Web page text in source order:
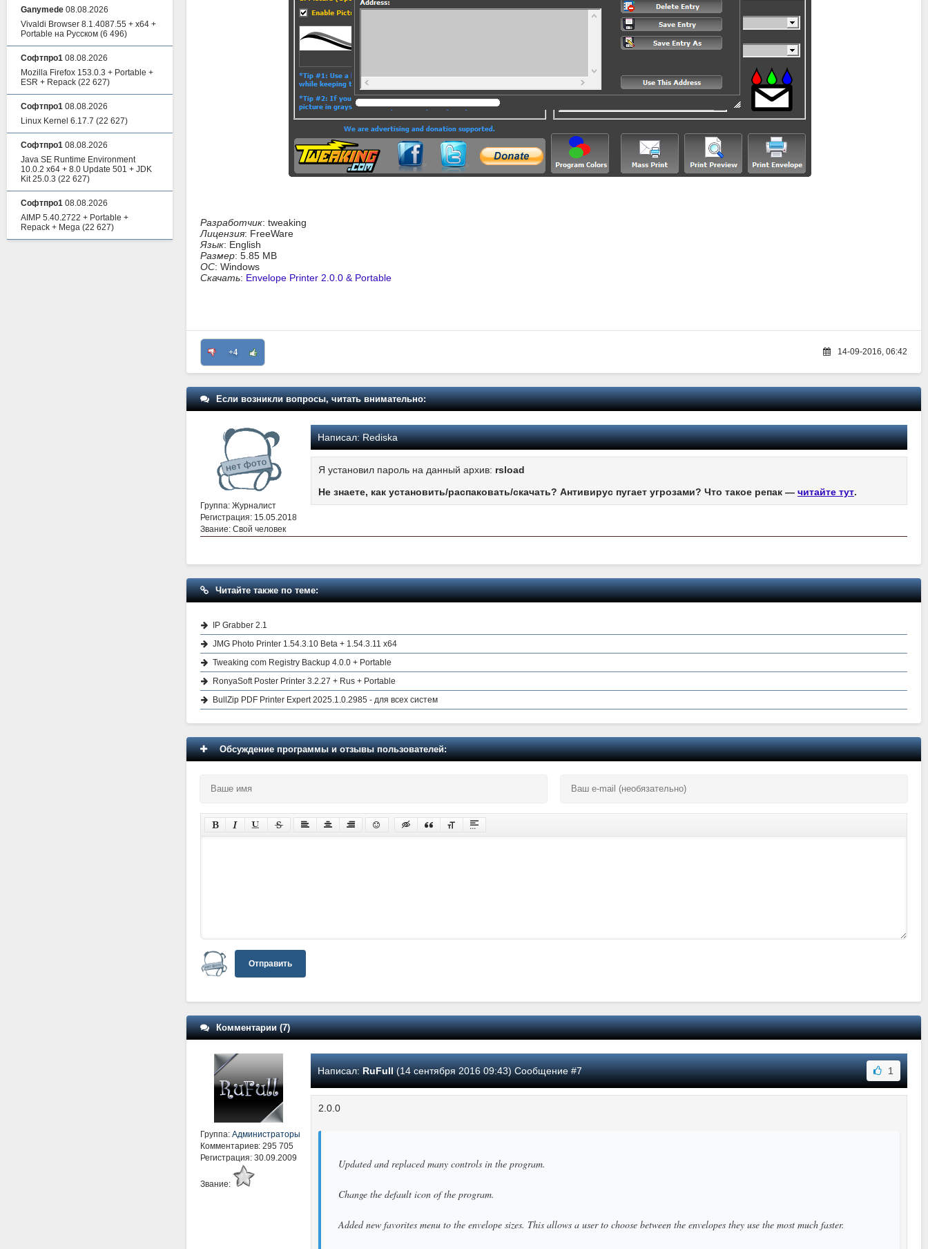
Разработчик: tweaking
Лицензия: FreeWare
Язык: English
Размер: 5.85 MB
ОС: Windows
Скачать: Envelope Printer 2.0.0 & Portable
+4 14-09-2016, 06:42
Если возникли вопросы, читать внимательно:
Группа: Журналист
Регистрация: 15.05.2018
Звание: Свой человек
Написал:Rediska
Я установил пароль на данный архив: rsload
Не знаете, как установить/распаковать/скачать? Антивирус пугает угрозами? Что такое репак — читайте тут.
Читайте также по теме:
IP Grabber 2.1
JMG Photo Printer 1.54.3.10 Beta + 1.54.3.11 x64
Tweaking com Registry Backup 4.0.0 + Portable
RonyaSoft Poster Printer 3.2.27 + Rus + Portable
BullZip PDF Printer Expert 2025.1.0.2985 - для всех систем
Обсуждение программы и отзывы пользователей:
Отправить
Комментарии (7)
Группа: Администраторы
Комментариев: 295 705
Регистрация: 30.09.2009
Звание:
Написал: RuFull(14 сентября 2016 09:43) Сообщение #7 1
2.0.0
Updated and replaced many controls in the program.
Change the default icon of the program.
Added new favorites menu to the envelope sizes. This allows a user to choose between the envelopes they use the most much faster.
Ganymede 08.08.2026
Vivaldi Browser 8.1.4087.55 + x64 +
Portable на Русском (6 496)
Софтпро1 08.08.2026
Mozilla Firefox 153.0.3 + Portable +
ESR + Repack (22 627)
Софтпро1 08.08.2026
Linux Kernel 6.17.7 (22 627)
Софтпро1 08.08.2026
Java SE Runtime Environment
10.0.2 x64 + 8.0 Update 501 + JDK
Kit 25.0.3 (22 627)
Софтпро1 08.08.2026
AIMP 5.40.2722 + Portable +
Repack + Mega (22 627)